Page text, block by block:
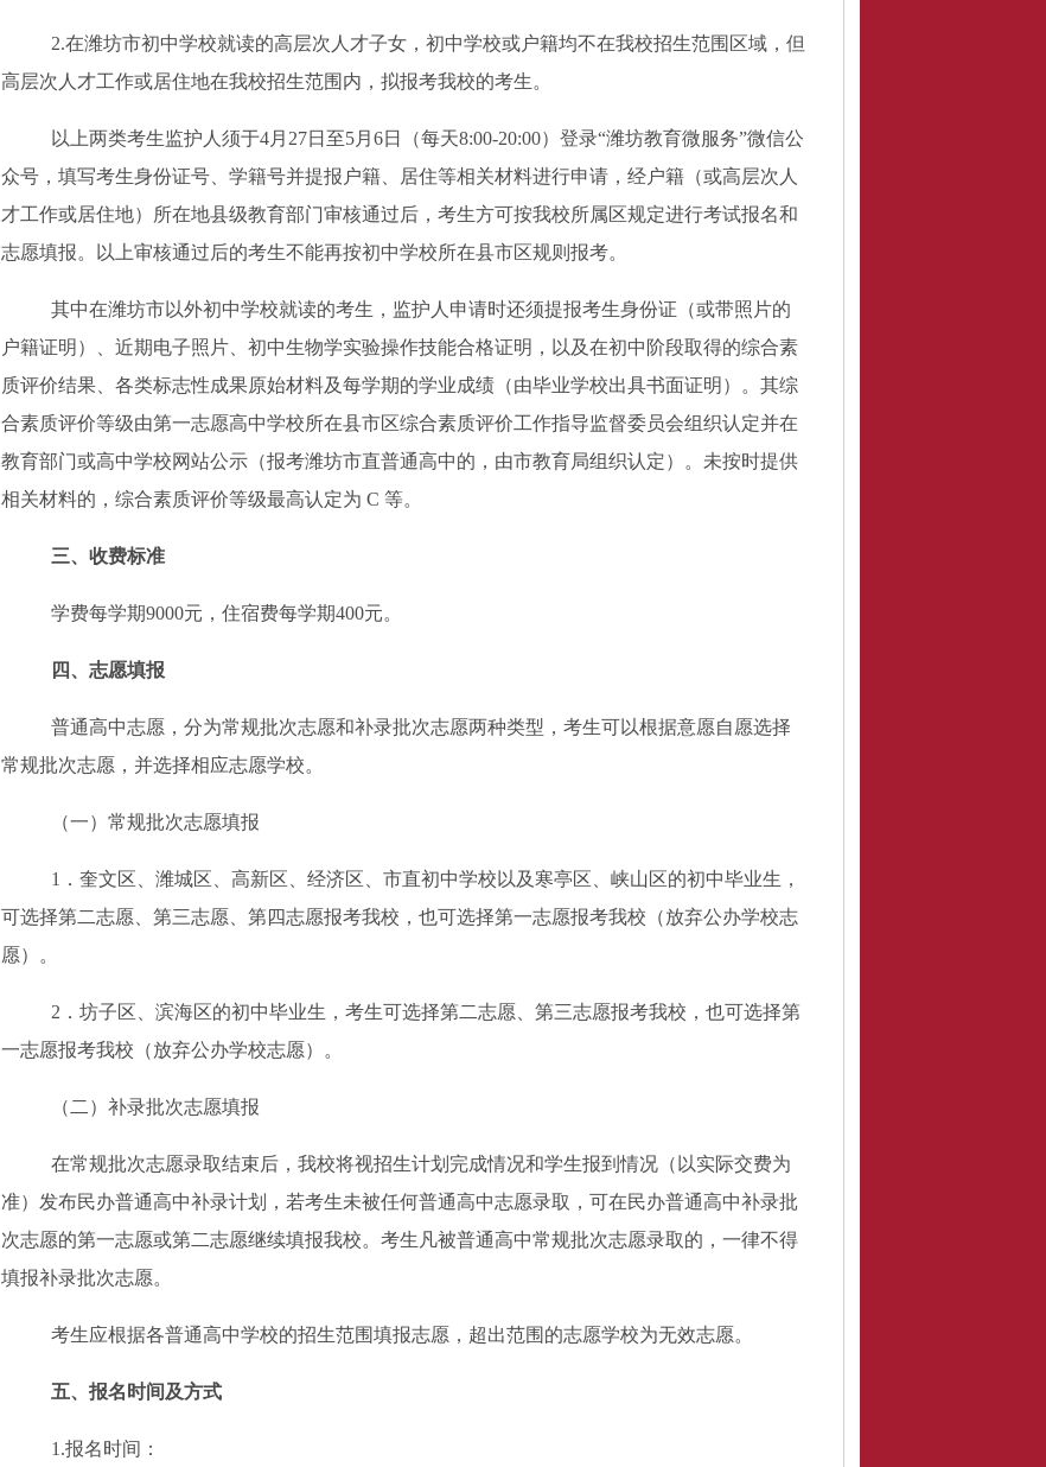
2.在潍坊市初中学校就读的高层次人才子女，初中学校或户籍均不在我校招生范围区域，但
高层次人才工作或居住地在我校招生范围内，拟报考我校的考生。
以上两类考生监护人须于4月27日至5月6日（每天8:00-20:00）登录“潍坊教育微服务”微信公
众号，填写考生身份证号、学籍号并提报户籍、居住等相关材料进行申请，经户籍（或高层次人
才工作或居住地）所在地县级教育部门审核通过后，考生方可按我校所属区规定进行考试报名和
志愿填报。以上审核通过后的考生不能再按初中学校所在县市区规则报考。
其中在潍坊市以外初中学校就读的考生，监护人申请时还须提报考生身份证（或带照片的
户籍证明）、近期电子照片、初中生物学实验操作技能合格证明，以及在初中阶段取得的综合素
质评价结果、各类标志性成果原始材料及每学期的学业成绩（由毕业学校出具书面证明）。其综
合素质评价等级由第一志愿高中学校所在县市区综合素质评价工作指导监督委员会组织认定并在
教育部门或高中学校网站公示（报考潍坊市直普通高中的，由市教育局组织认定）。未按时提供
相关材料的，综合素质评价等级最高认定为 C 等。
三、收费标准
学费每学期9000元，住宿费每学期400元。
四、志愿填报
普通高中志愿 ，分为常规批次志愿和补录批次志愿两种类型，考生可以根据意愿自愿选择
常规批次志愿，并选择相应志愿学校。
（一）常规批次志愿填报
1．奎文区、潍城区、高新区、经济区、市直初中学校以及寒亭区、峡山区的初中毕业生，
可选择第二志愿、第三志愿、第四志愿报考我校，也可选择第一志愿报考我校（放弃公办学校志
愿）。
2．坊子区、滨海区的初中毕业生，考生可选择第二志愿、第三志愿报考我校，也可选择第
一志愿报考我校（放弃公办学校志愿）。
（ 二 ）补录批次志愿填报
在常规批次志愿录取结束后，我校将视招生计划完成情况和学生报到情况（以实际交费为
准）发布民办普通高中补录计划，若考生未被任何普通高中志愿录取，可在民办普通高中补录批
次志愿的第一志愿或第二志愿继续填报我校。考生凡被普通高中常规批次志愿录取的，一律不得
填报补录批次志愿。
考生应根据各普通高中学校的招生范围填报志愿，超出范围的志愿学校为无效志愿。
五、报名时间及方式
1.报名时间：